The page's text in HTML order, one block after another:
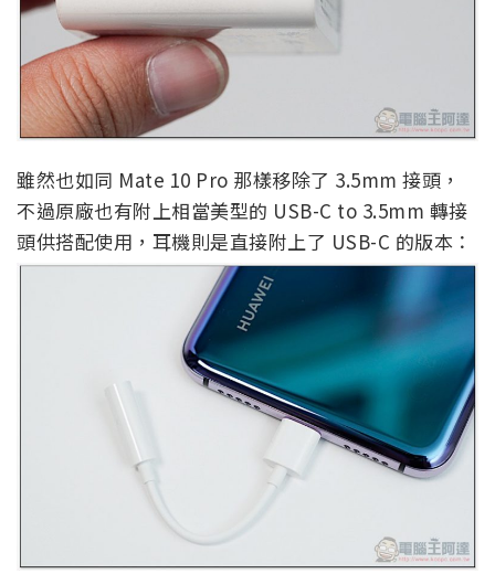
雖然也如同 Mate 10 Pro 那樣移除了 3.5mm 接頭，
不過原廠也有附上相當美型的 USB-C to 3.5mm 轉接
頭供搭配使用，耳機則是直接附上了 USB-C 的版本：